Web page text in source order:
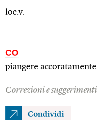
loc.v.
CO
piangere accoratamente
Correzioni e suggerimenti
Condividi